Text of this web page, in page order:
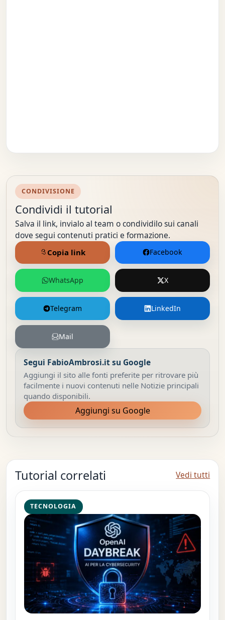
CONDIVISIONE
Condividi il tutorial
Salva il link, invialo al team o condividilo sui canali
dove segui contenuti pratici e formazione.
Facebook
WhatsApp X
Telegram LinkedIn
Mail
Copia link
Segui FabioAmbrosi.it su Google
Aggiungi il sito alle fonti preferite per ritrovare più
facilmente i nuovi contenuti nelle Notizie principali
quando disponibili.
Aggiungi su Google
Tutorial correlati Vedi tutti
TECNOLOGIA